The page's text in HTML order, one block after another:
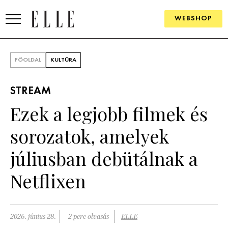
WEBSHOP
SZÉPSÉG
PSZICHÉ
PÁRKAPCSOLAT
FŐOLDAL KULTÚRA
STREAM
Ezek a legjobb filmek és
sorozatok, amelyek
júliusban debütálnak a
Netflixen
2026. június 28. 2 perc olvasás ELLE